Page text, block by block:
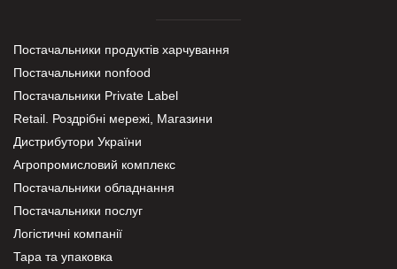
Постачальники продуктів харчування
Постачальники nonfood
Постачальники Private Label
Retail. Роздрібні мережі, Магазини
Дистрибутори України
Агропромисловий комплекс
Постачальники обладнання
Постачальники послуг
Логістичні компанії
Тара та упаковка